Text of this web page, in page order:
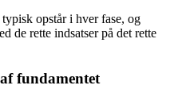
opstår i hver fase, og
de rette indsatser på det rette
fundamentet